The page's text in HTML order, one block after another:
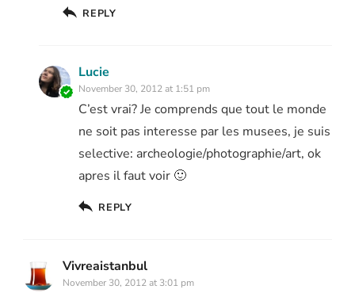
REPLY
Lucie
November 30, 2012 at 1:51 pm
C’est vrai? Je comprends que tout le monde
ne soit pas interesse par les musees, je suis
selective: archeologie/photographie/art, ok
apres il faut voir 🙂
REPLY
Vivreaistanbul
November 30, 2012 at 3:01 pm